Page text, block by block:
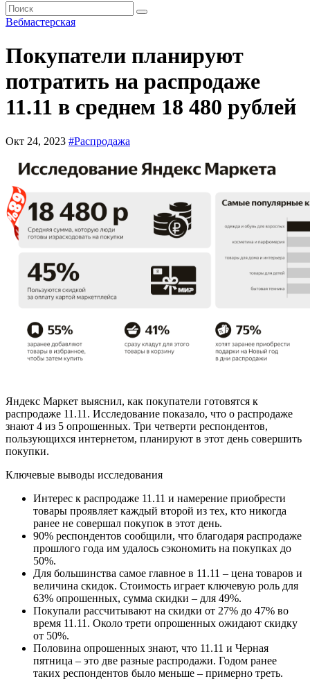
Вебмастерская
Покупатели планируют
потратить на распродаже
11.11 в среднем 18 480 рублей
Окт 24, 2023 #Распродажа
Яндекс Маркет выяснил, как покупатели готовятся к
распродаже 11.11. Исследование показало, что о распродаже
знают 4 из 5 опрошенных. Три четверти респондентов,
пользующихся интернетом, планируют в этот день совершить
покупки.
Ключевые выводы исследования
Интерес к распродаже 11.11 и намерение приобрести
товары проявляет каждый второй из тех, кто никогда
ранее не совершал покупок в этот день.
90% респондентов сообщили, что благодаря распродаже
прошлого года им удалось сэкономить на покупках до
50%.
Для большинства самое главное в 11.11 – цена товаров и
величина скидок. Стоимость играет ключевую роль для
63% опрошенных, сумма скидки – для 49%.
Покупали рассчитывают на скидки от 27% до 47% во
время 11.11. Около трети опрошенных ожидают скидку
от 50%.
Половина опрошенных знают, что 11.11 и Черная
пятница – это две разные распродажи. Годом ранее
таких респондентов было меньше – примерно треть.